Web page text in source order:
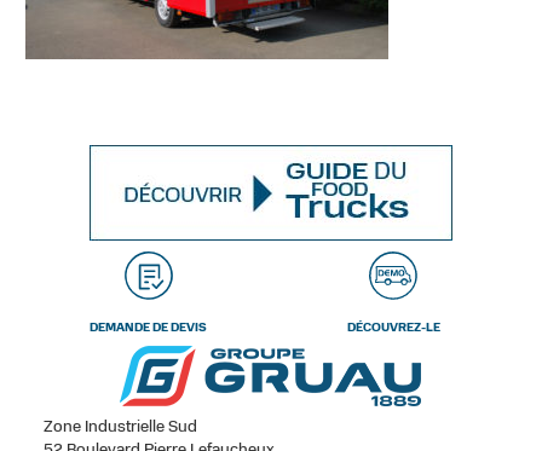
DEMANDE DE DEVIS DÉCOUVREZ-LE
Zone Industrielle Sud